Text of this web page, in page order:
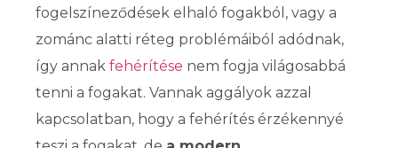
fogelszíneződések elhaló fogakból, vagy a
zománc alatti réteg problémáiból adódnak,
így annak fehérítése nem fogja világosabbá
tenni a fogakat. Vannak aggályok azzal
kapcsolatban, hogy a fehérítés érzékennyé